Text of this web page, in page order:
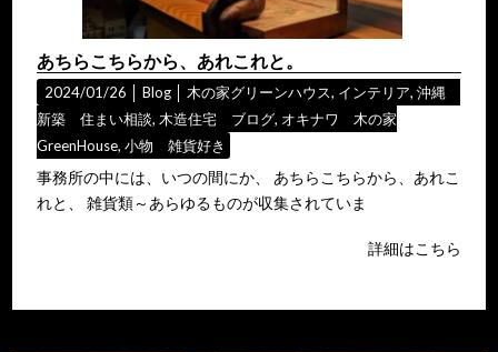
あちらこちらから、あれこれと。
2024/01/26 │Blog │木の家グリーンハウス, インテリア,沖縄
新築 住まい相談,木造住宅 ブログ, オキナワ 木の家
GreenHouse,小物 雑貨好き
事務所の中には、いつの間にか、 あちらこちらから、あれこ
れと、 雑貨類～あらゆるものが収集されていま
詳細はこちら